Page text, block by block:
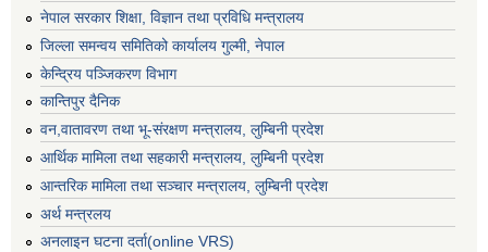
नेपाल सरकार शिक्षा, विज्ञान तथा प्रविधि मन्त्रालय
जिल्ला समन्वय समितिको कार्यालय गुल्मी, नेपाल
केन्द्रिय पञ्जिकरण विभाग
कान्तिपुर दैनिक
वन,वातावरण तथा भू-संरक्षण मन्त्रालय, लुम्बिनी प्रदेश
आर्थिक मामिला तथा सहकारी मन्त्रालय, लुम्बिनी प्रदेश
आन्तरिक मामिला तथा सञ्चार मन्त्रालय, लुम्बिनी प्रदेश
अर्थ मन्त्रलय
अनलाइन घटना दर्ता(online VRS)